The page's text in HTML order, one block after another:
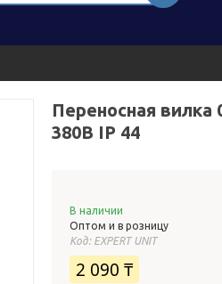
Переносная вилка
380В IP 44
В наличии
Оптом и в розницу
Код: EXPERT UNIT
2 090 ₸